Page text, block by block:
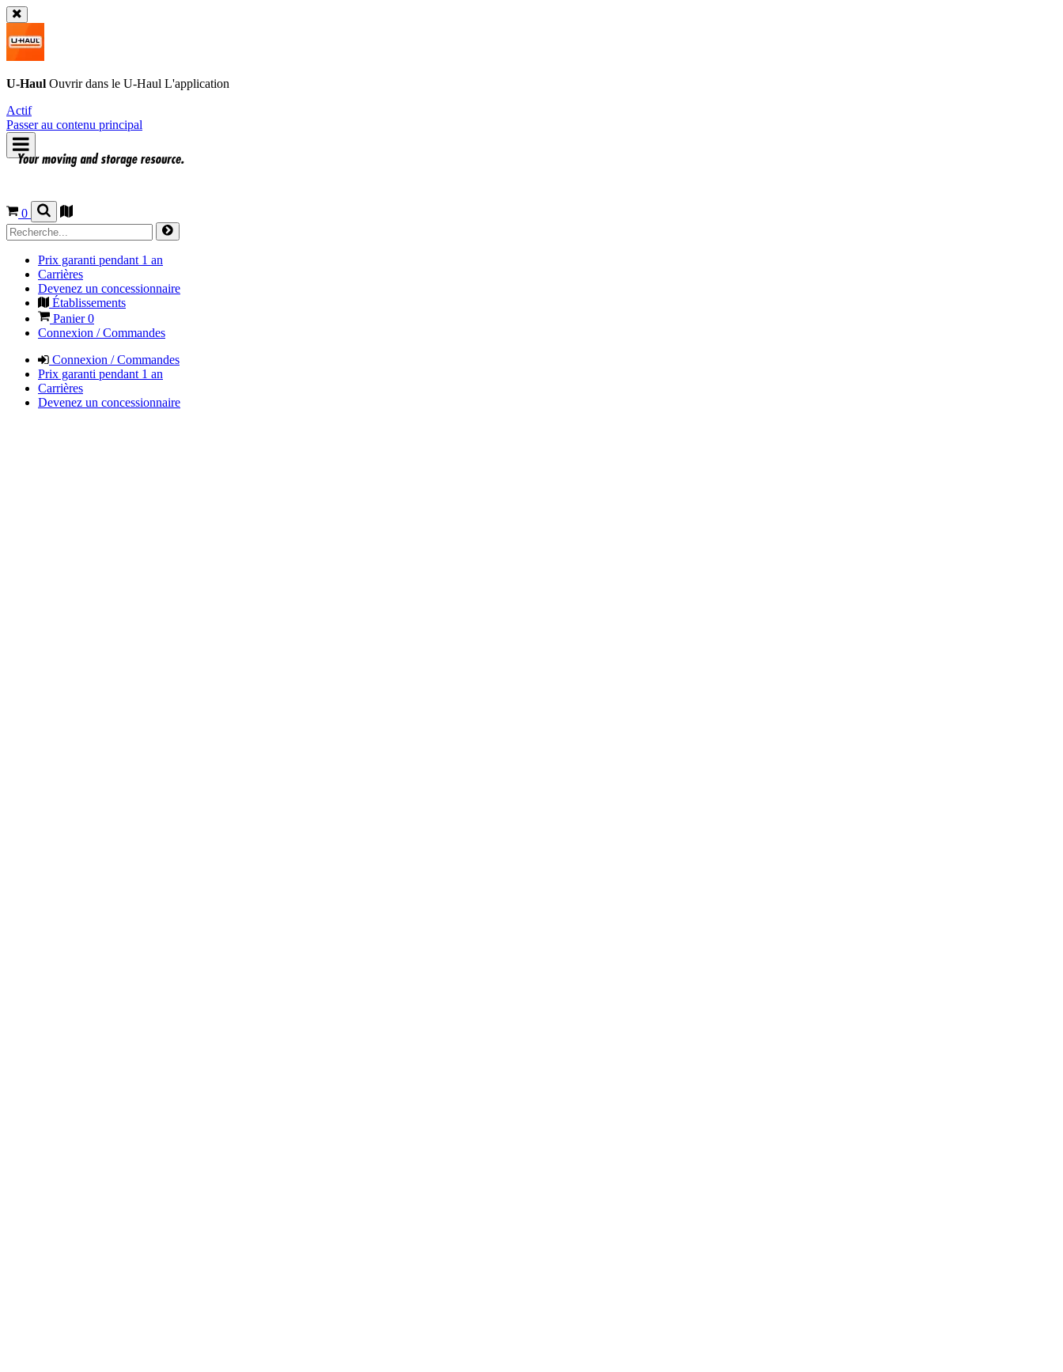
U-Haul Ouvrir dans le U-Haul L'application
Actif
Passer au contenu principal
0
Prix garanti pendant 1 an
Carrières
Devenez un concessionnaire
Établissements
Panier0
Connexion / Commandes
Connexion / Commandes
Prix garanti pendant 1 an
Carrières
Devenez un concessionnaire